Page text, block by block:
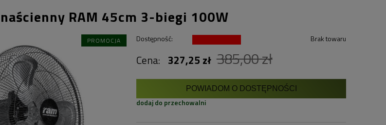
RAM 45cm 3-biegi 100W
PROMOCJA Dostępność: Brak towaru
Cena: 327,25 zł 385,00 zł
POWIADOM O DOSTĘPNOŚCI
dodaj do przechowalni